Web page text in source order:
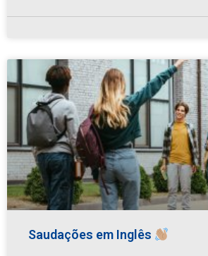
Saudações em Inglês